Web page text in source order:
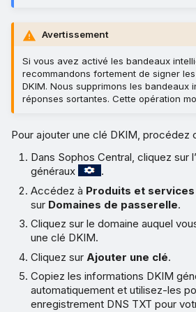
Avertissement
Si vous avez activé les bandeaux
recommandons fortement de signer
DKIM. Nous supprimons les bandeaux
réponses sortantes. Cette opération
Pour ajouter une clé DKIM, procédez
Dans Sophos Central, cliquez sur
généraux
.
Accédez à Produits et services
sur Domaines de passerelle.
Cliquez sur le domaine auquel
une clé DKIM.
Cliquez sur Ajouter une clé.
Copiez les informations DKIM
automatiquement et utilisez-les
enregistrement DNS TXT pour